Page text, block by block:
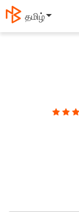
தமிழ்